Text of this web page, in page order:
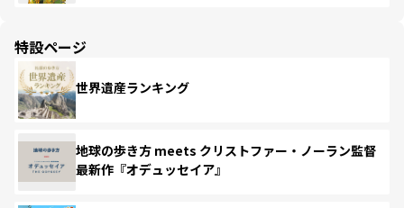
特設ページ
世界遺産ランキング
地球の歩き方 meets クリストファー・ノーラン監督
最新作『オデュッセイア』